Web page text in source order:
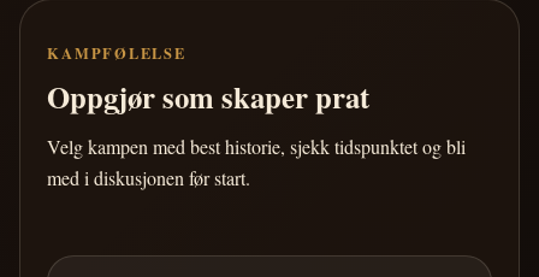
KAMPFØLELSE
Oppgjør som skaper prat
Velg kampen med best historie, sjekk tidspunktet og bli
med i diskusjonen før start.